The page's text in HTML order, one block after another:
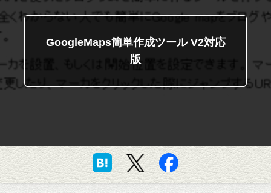
GoogleMaps簡単作成ツール V2対応
版